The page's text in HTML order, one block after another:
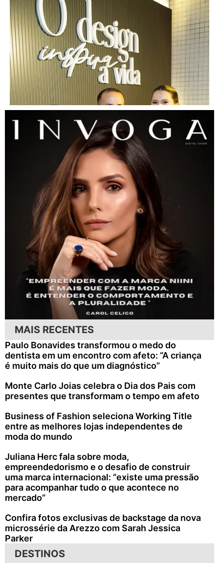
MAIS RECENTES
Paulo Bonavides transformou o medo do
dentista em um encontro com afeto: “A criança
é muito mais do que um diagnóstico”
Monte Carlo Joias celebra o Dia dos Pais com
presentes que transformam o tempo em afeto
Business of Fashion seleciona Working Title
entre as melhores lojas independentes de
moda do mundo
Juliana Herc fala sobre moda,
empreendedorismo e o desafio de construir
uma marca internacional: “existe uma pressão
para acompanhar tudo o que acontece no
mercado”
Confira fotos exclusivas de backstage da nova
microssérie da Arezzo com Sarah Jessica
Parker
DESTINOS